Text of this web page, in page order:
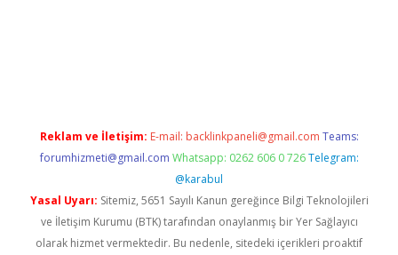
Reklam ve İletişim: E-mail: backlinkpaneli@gmail.com Teams:
forumhizmeti@gmail.com Whatsapp: 0262 606 0 726 Telegram:
@karabul
Yasal Uyarı: Sitemiz, 5651 Sayılı Kanun gereğince Bilgi Teknolojileri
ve İletişim Kurumu (BTK) tarafından onaylanmış bir Yer Sağlayıcı
olarak hizmet vermektedir. Bu nedenle, sitedeki içerikleri proaktif